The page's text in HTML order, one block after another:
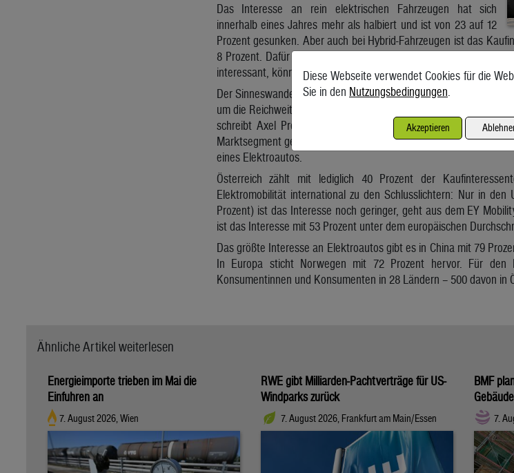
Das Interesse an rein elektrischen Fahrzeugen hat sich
innerhalb eines Jahres mehr als halbiert und ist von 23 auf 12
Prozent gesunken. Aber auch bei Hybrid-Fahrzeugen ist das
8 Prozent. Dafür stieg das Interesse an Plug-in-Hybriden massiv
interessant, können sich mittlerweile rund 19 Prozent dafür
Der Sinneswandel in puncto Elektromobilität ist leicht erklärt:
um die Reichweite oder auch den Kosten für den laufenden
schreibt Axel Preiss von EY in einer Aussendung.
Marktsegment gerade.“ Und für 21 Prozent der Befragten
eines Elektroautos.
Österreich zählt mit lediglich 40 Prozent der
Elektromobilität international zu den Schlusslichtern: Nur in
Prozent) ist das Interesse noch geringer, geht aus dem EY
ist das Interesse mit 53 Prozent unter dem europäischen
Das größte Interesse an Elektroautos gibt es in China mit 79
In Europa sticht Norwegen mit 72 Prozent hervor. Für den
Konsumentinnen und Konsumenten in 28 Ländern – 500 davon in
Ähnliche Artikel weiterlesen
Energieimporte trieben im Mai die
Einfuhren an
7. August 2026, Wien
RWE gibt Milliarden-Pachtverträge für US-
Windparks zurück
7. August 2026, Frankfurt am Main/Essen
BMF
7.
Diese Webseite verwendet Cookies für die
Sie in den Nutzungsbedingungen.
Akzeptieren